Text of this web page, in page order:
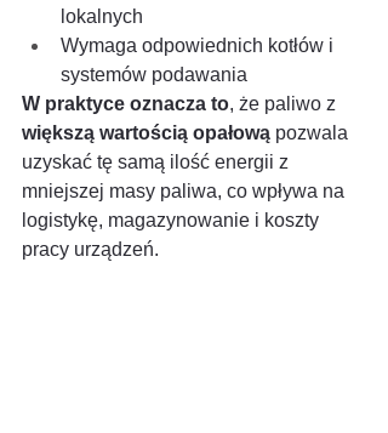
lokalnych
Wymaga odpowiednich kotłów i
systemów podawania
W praktyce oznacza to, że paliwo z
większą wartością opałową pozwala
uzyskać tę samą ilość energii z
mniejszej masy paliwa, co wpływa na
logistykę, magazynowanie i koszty
pracy urządzeń.